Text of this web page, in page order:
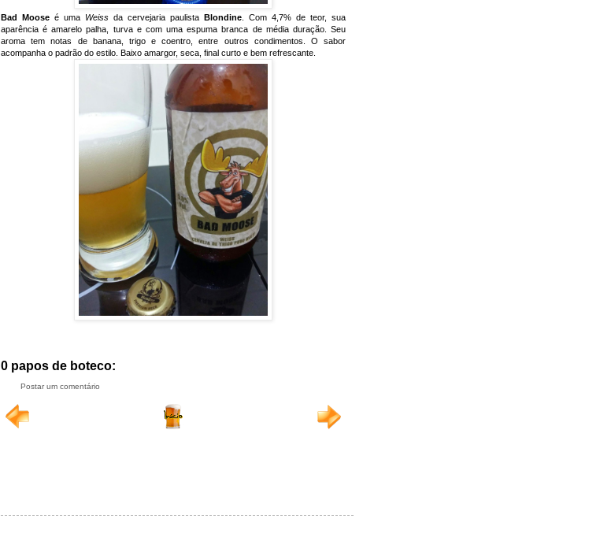
Bad Moose é uma Weiss da cervejaria paulista Blondine . Com 4,7% de teor, sua
aparência é amarelo palha, turva e com uma espuma branca de média duração. Seu
aroma tem notas de banana, trigo e coentro, entre outros condimentos. O sabor
acompanha o padrão do estilo. Baixo amargor, seca, final curto e bem refrescante.
0 papos de boteco:
Postar um comentário